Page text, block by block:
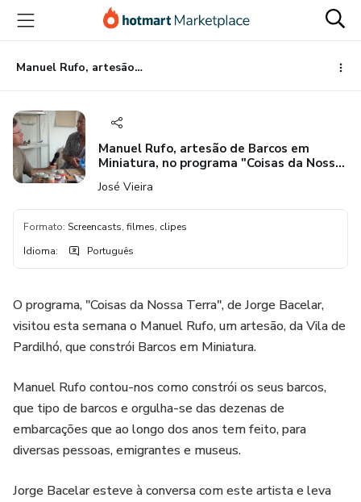
para
conteúdo
principal
para
pagamento
para
rodapé
Manuel Rufo, artesão de Barcos em Miniatura, no programa "Coisas da Nossa Terra"
Manuel Rufo, artesão de Barcos em
Miniatura, no programa "Coisas da Nossa
Terra"
José Vieira
Formato: Screencasts, filmes, clipes
Idioma: Português
O programa, "Coisas da Nossa Terra", de Jorge Bacelar,
visitou esta semana o Manuel Rufo, um artesão, da Vila de
Pardilhó, que constrói Barcos em Miniatura.
Manuel Rufo contou-nos como constrói os seus barcos,
que tipo de barcos e orgulha-se das dezenas de
embarcações que ao longo dos anos tem feito, para
diversas pessoas, emigrantes e museus.
Jorge Bacelar esteve à conversa com este artista e leva